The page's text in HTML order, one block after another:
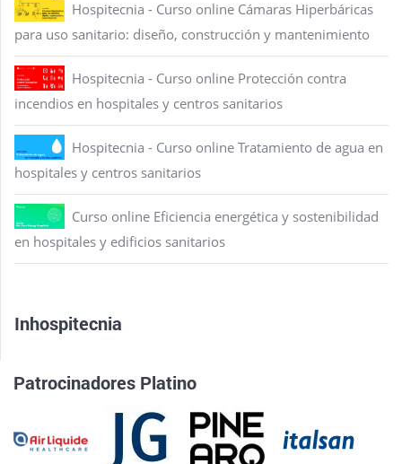
Hospitecnia - Curso online Cámaras Hiperbáricas
para uso sanitario: diseño, construcción y mantenimiento
Hospitecnia - Curso online Protección contra
incendios en hospitales y centros sanitarios
Hospitecnia - Curso online Tratamiento de agua en
hospitales y centros sanitarios
Curso online Eficiencia energética y sostenibilidad
en hospitales y edificios sanitarios
Inhospitecnia
Patrocinadores Platino